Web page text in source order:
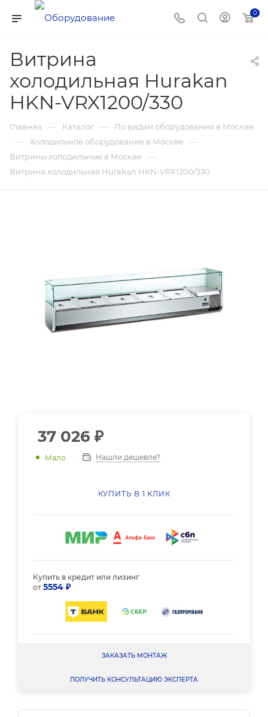
0
Витрина
холодильная Hurakan
HKN-VRX1200/330
Главная — Каталог — По видам оборудования в Москве
— Холодильное оборудование в Москве —
Витрины холодильные в Москве —
Витрина холодильная Hurakan HKN-VRX1200/330
37 026 ₽
Мало Нашли дешевле?
КУПИТЬ В 1 КЛИК
Купить в кредит или лизинг
от 5554 ₽
ЗАКАЗАТЬ МОНТАЖ
ПОЛУЧИТЬ КОНСУЛЬТАЦИЮ ЭКСПЕРТА